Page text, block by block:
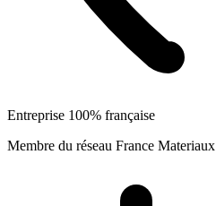
Entreprise 100% française
Membre du réseau France Materiaux